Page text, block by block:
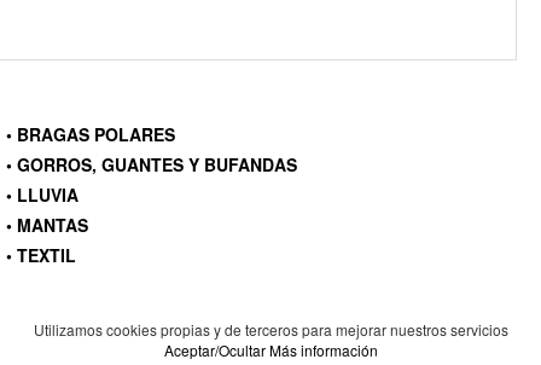
• BRAGAS POLARES
• GORROS, GUANTES Y BUFANDAS
• LLUVIA
• MANTAS
• TEXTIL
Utilizamos cookies propias y de terceros para mejorar nuestros servicios
Aceptar/Ocultar Más información